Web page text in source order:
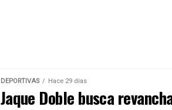
DEPORTIVAS Hace 29 días
Jaque Doble busca